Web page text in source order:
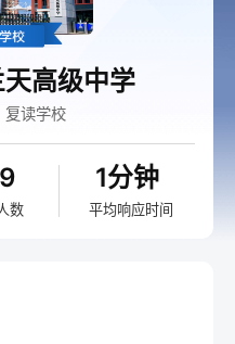
高级中学
复读学校
数
1分钟
平均响应时间